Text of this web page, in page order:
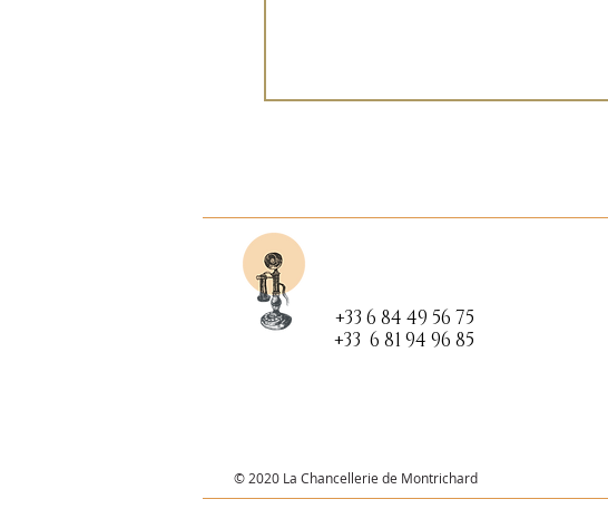
+33 6 84 49 56 75
+33 6 81 94 96 85
© 2020 La Chancellerie de Montrichard